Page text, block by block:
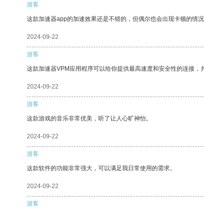
游客
这款加速器app的加速效果还是不错的，但偶尔也会出现卡顿的情
2024-09-22
游客
这款加速器VPM应用程序可以给你提供最高速度和安全性的连接，
2024-09-22
游客
这款游戏的音乐非常优美，听了让人心旷神怡。
2024-09-22
游客
这款软件的功能非常强大，可以满足我日常使用的需求。
2024-09-22
游客